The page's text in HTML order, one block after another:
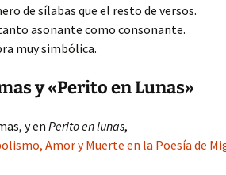
de sílabas que el resto de versos.
asonante como consonante.
muy simbólica.
y «Perito en Lunas»
y en Perito en lunas,
Amor y Muerte en la Poesía de